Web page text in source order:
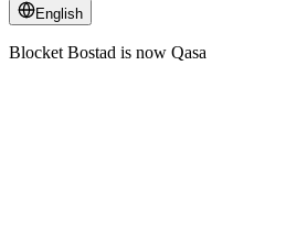
English
Blocket Bostad is now Qasa